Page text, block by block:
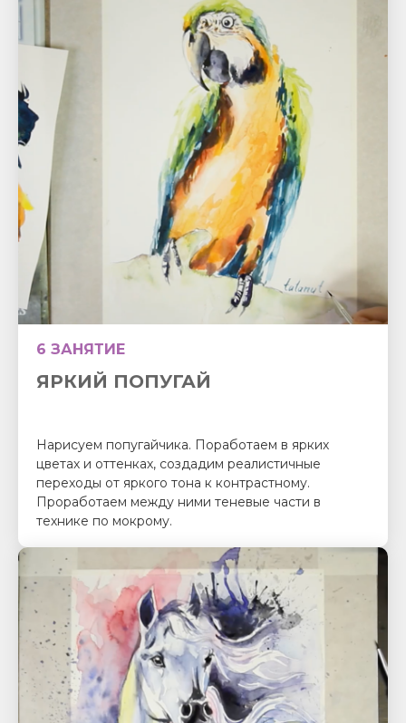
6 ЗАНЯТИЕ
ЯРКИЙ ПОПУГАЙ
Нарисуем попугайчика. Поработаем в ярких
цветах и оттенках, создадим реалистичные
переходы от яркого тона к контрастному.
Проработаем между ними теневые части в
технике по мокрому.